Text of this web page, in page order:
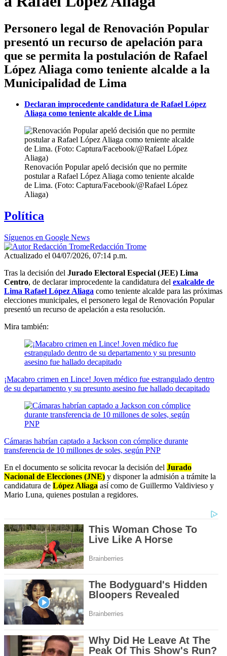
Personero legal de Renovación Popular
presentó un recurso de apelación para
que se permita la postulación de Rafael
López Aliaga como teniente alcalde a la
Municipalidad de Lima
Declaran improcedente candidatura de Rafael López
Aliaga como teniente alcalde de Lima
Renovación Popular apeló decisión que no permite
postular a Rafael López Aliaga como teniente alcalde
de Lima. (Foto: Captura/Facebook/@Rafael López
Aliaga)
Política
Síguenos en Google News
Redacción Trome
Actualizado el 04/07/2026, 07:14 p.m.
Tras la decisión del Jurado Electoral Especial (JEE) Lima
Centro, de declarar improcedente la candidatura del exalcalde de
Lima Rafael López Aliaga como teniente alcalde para las próximas
elecciones municipales, el personero legal de Renovación Popular
presentó un recurso de apelación a esta resolución.
Mira también:
¡Macabro crimen en Lince! Joven médico fue estrangulado dentro
de su departamento y su presunto asesino fue hallado decapitado
Cámaras habrían captado a Jackson con cómplice durante
transferencia de 10 millones de soles, según PNP
En el documento se solicita revocar la decisión del Jurado
Nacional de Elecciones (JNE) y disponer la admisión a trámite la
candidatura de López Aliaga así como de Guillermo Valdivieso y
Mario Luna, quienes postulan a regidores.